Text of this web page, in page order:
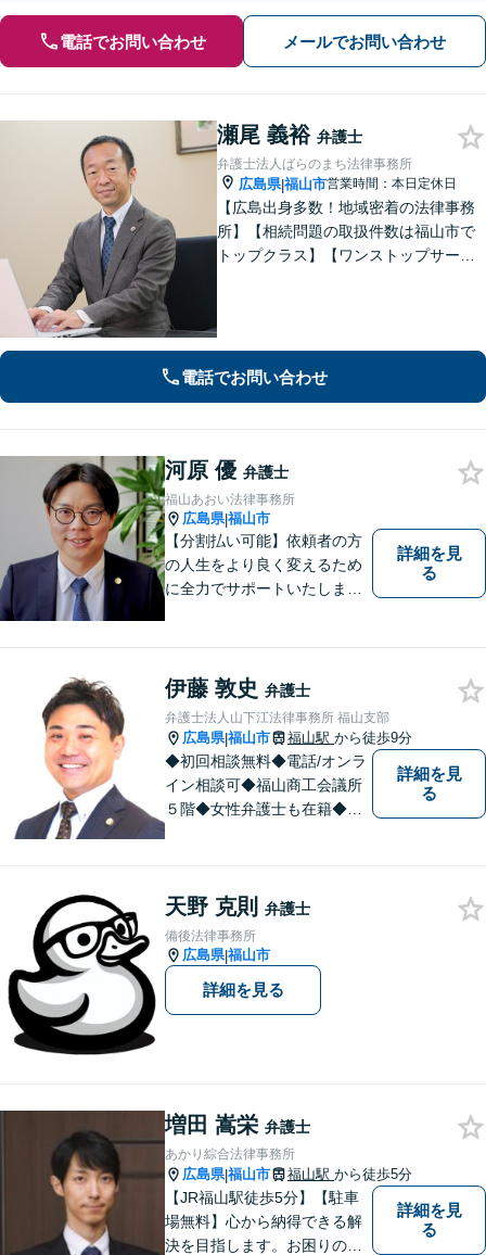
電話でお問い合わせ メールでお問い合わせ
瀬尾 義裕 弁護士
弁護士法人ばらのまち法律事務所
広島県|福山市営業時間：本日定休日
【広島出身多数！地域密着の法律事務
所】【相続問題の取扱件数は福山市で
トップクラス】【ワンストップサービ
遺言・相続、債務整理など、幅広い分
野に対応」
電話でお問い合わせ
河原 優 弁護士
福山あおい法律事務所
広島県|福山市
【分割払い可能】依頼者の方
の人生をより良く変えるため
に全力でサポートいたしま
詳細を見
る
伊藤 敦史 弁護士
弁護士法人山下江法律事務所 福山支部
広島県|福山市 福山駅 から徒歩9分
◆初回相談無料◆電話/オンラ
イン相談可◆福山商工会議所
５階◆女性弁護士も在籍◆刑
いことも安心してご相談くだ
さい。あなたの気持ちに寄り
添い、丁寧にお応えします。
詳細を見
る
天野 克則 弁護士
備後法律事務所
広島県|福山市
詳細を見る
増田 嵩栄 弁護士
あかり綜合法律事務所
広島県|福山市 福山駅 から徒歩5分
【JR福山駅徒歩5分】【駐車
場無料】心から納得できる解
決を目指します。お困りの方
詳細を見
る